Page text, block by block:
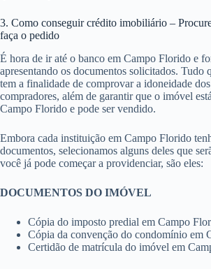
3. Como conseguir crédito imobiliário –
faça o pedido
É hora de ir até o banco em Campo Florido e
apresentando os documentos solicitados. Tudo
tem a finalidade de comprovar a idoneidade
compradores, além de garantir que o imóvel
Campo Florido e pode ser vendido.
Embora cada instituição em Campo Florido
documentos, selecionamos alguns deles que
você já pode começar a providenciar, são eles:
DOCUMENTOS DO IMÓVEL
Cópia do imposto predial em Campo
Cópia da convenção do condomínio em
Certidão de matrícula do imóvel em